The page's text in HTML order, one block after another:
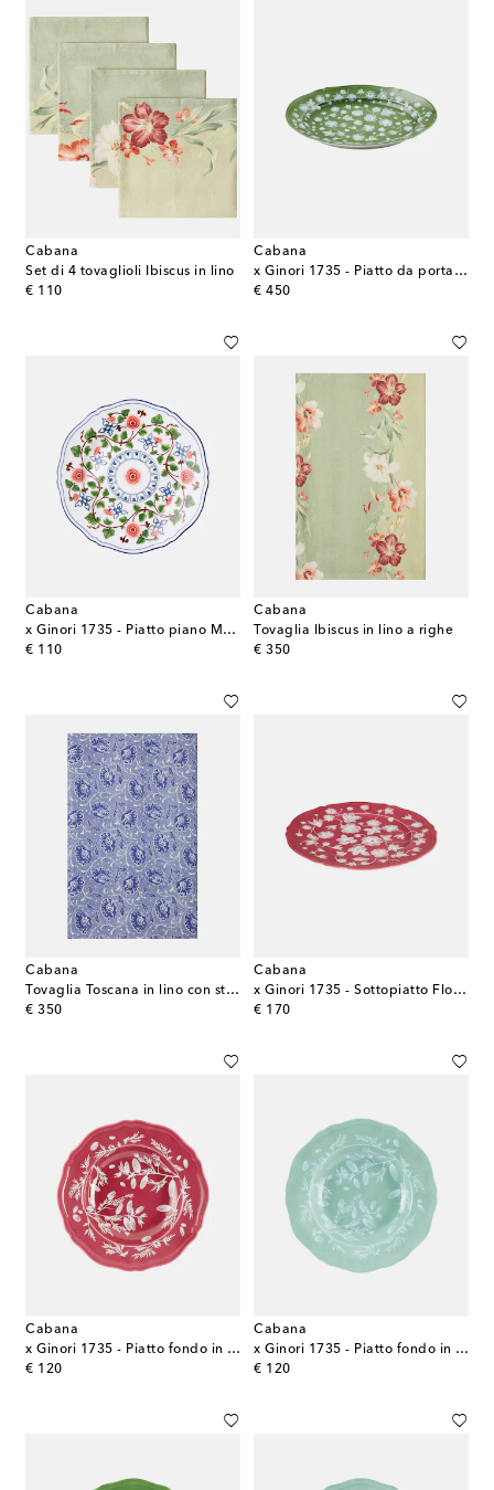
Cabana
Set di 4 tovaglioli Ibiscus in lino
€ 110
original price
Cabana
x Ginori 1735 - Piatto da portata in porcellana
€ 450
original price
Cabana
x Ginori 1735 - Piatto piano Martina in porcellana
€ 110
original price
Cabana
Tovaglia Ibiscus in lino a righe
€ 350
original price
Cabana
Tovaglia Toscana in lino con stampa
€ 350
original price
Cabana
x Ginori 1735 - Sottopiatto Floral in porcellana
€ 170
original price
Cabana
x Ginori 1735 - Piatto fondo in porcellana
€ 120
original price
Cabana
x Ginori 1735 - Piatto fondo in ceramica
€ 120
original price